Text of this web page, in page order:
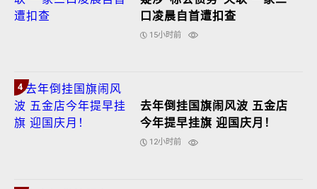
口凌晨自首遭扣查
15小时前
4
去年倒挂国旗闹风波 五金店
今年提早挂旗 迎国庆月！
12小时前